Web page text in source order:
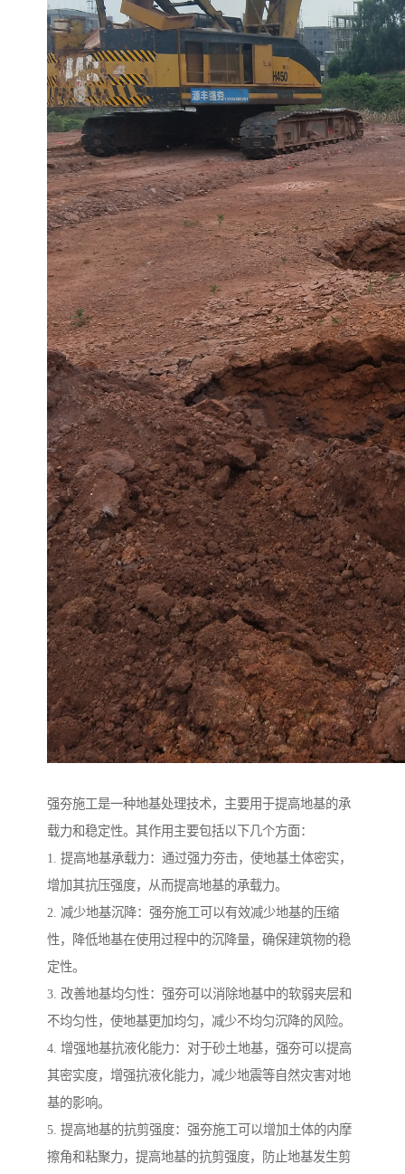
强夯施工是一种地基处理技术，主要用于提高地基的承
载力和稳定性。其作用主要包括以下几个方面：
1. 提高地基承载力：通过强力夯击，使地基土体密实，
增加其抗压强度，从而提高地基的承载力。
2. 减少地基沉降：强夯施工可以有效减少地基的压缩
性，降低地基在使用过程中的沉降量，确保建筑物的稳
定性。
3. 改善地基均匀性：强夯可以消除地基中的软弱夹层和
不均匀性，使地基更加均匀，减少不均匀沉降的风险。
4. 增强地基抗液化能力：对于砂土地基，强夯可以提高
其密实度，增强抗液化能力，减少地震等自然灾害对地
基的影响。
5. 提高地基的抗剪强度：强夯施工可以增加土体的内摩
擦角和粘聚力，提高地基的抗剪强度，防止地基发生剪